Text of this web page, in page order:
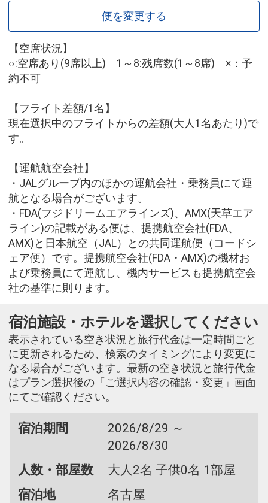
便を変更する
【空席状況】
○:空席あり(9席以上) 1～8:残席数(1～8席) ×：予
約不可
【フライト差額/1名】
現在選択中のフライトからの差額(大人1名あたり)で
す。
【運航航空会社】
・JALグループ内のほかの運航会社・乗務員にて運
航となる場合がございます。
・FDA(フジドリームエアラインズ)、AMX(天草エア
ライン)の記載がある便は、提携航空会社(FDA、
AMX)と日本航空（JAL）との共同運航便（コードシ
ェア便）です。提携航空会社(FDA・AMX)の機材お
よび乗務員にて運航し、機内サービスも提携航空会
社の基準に則ります。
宿泊施設・ホテルを選択してください
表示されている空き状況と旅行代金は一定時間ごと
に更新されるため、検索のタイミングにより変更に
なる場合がございます。最新の空き状況と旅行代金
はプラン選択後の「ご選択内容の確認・変更」画面
にてご確認ください。
宿泊期間
2026/8/29 ～
2026/8/30
人数・部屋数
大人2名 子供0名 1部屋
宿泊地
名古屋